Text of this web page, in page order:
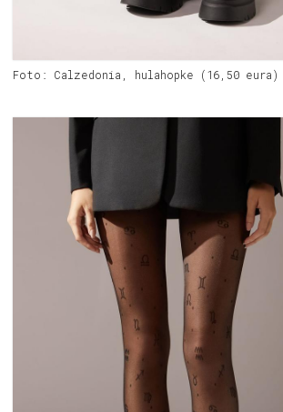
Foto: Calzedonia, hulahopke (16,50 eura)